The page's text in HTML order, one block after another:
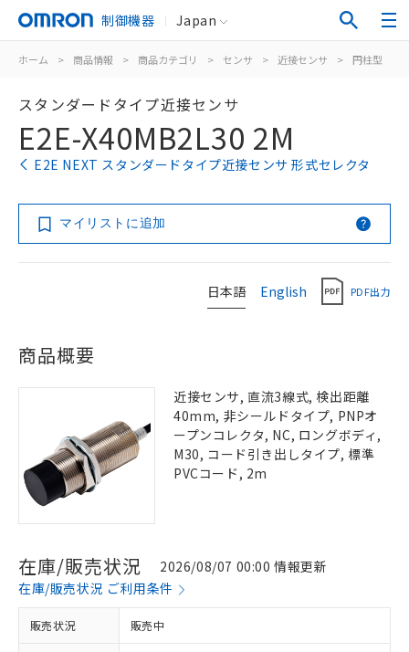
制御機器 Japan
ホーム > 商品情報 > 商品カテゴリ > センサ > 近接センサ > 円柱型
スタンダードタイプ近接センサ
E2E-X40MB2L30 2M
E2E NEXT スタンダードタイプ近接センサ 形式セレクタ
マイリストに追加
日本語 English PDF出力
商品概要
近接センサ, 直流3線式, 検出距離
40mm, 非シールドタイプ, PNPオ
ープンコレクタ, NC, ロングボディ,
M30, コード引き出しタイプ, 標準
PVCコード, 2m
在庫/販売状況
2026/08/07 00:00 情報更新
在庫/販売状況 ご利用条件
販売状況 販売中